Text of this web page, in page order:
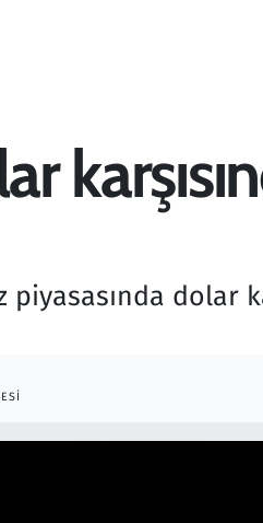
dolar